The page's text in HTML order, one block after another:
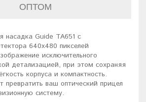
ОПТОМ
насадка Guide TA651 с
640x480 пикселей
исключительного
детализацией, при этом сохраняя
корпуса и компактность.
превратить ваш оптический прицел
систему.